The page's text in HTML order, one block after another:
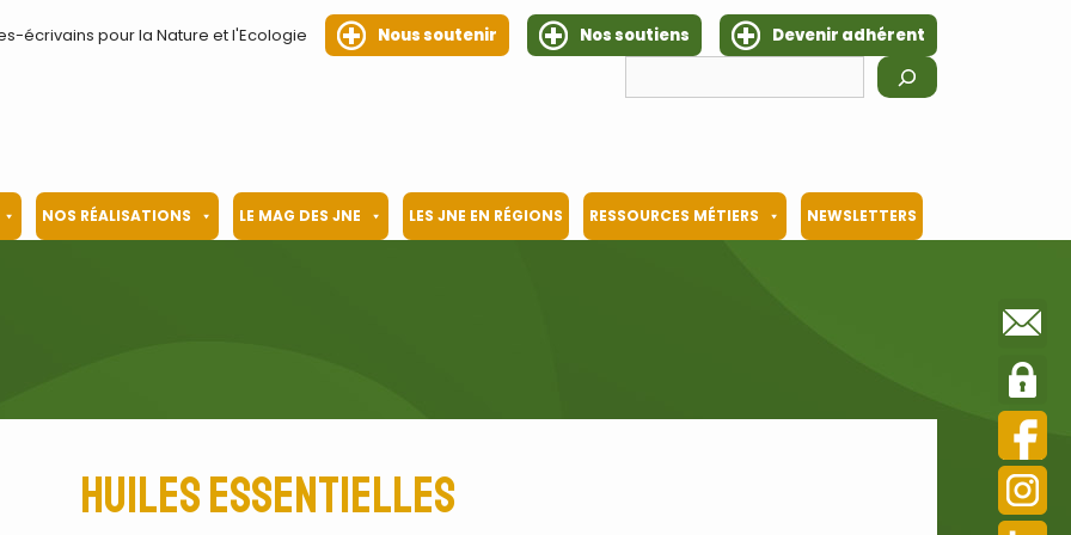
écrivains pour la Nature et l'Ecologie Nous soutenir Nos soutiens
Devenir adhérent
NOS RÉALISATIONS LE MAG DES JNE LES JNE EN RÉGIONS RESSOURCES MÉTIERS NEWSLETTERS
Huiles essentielles